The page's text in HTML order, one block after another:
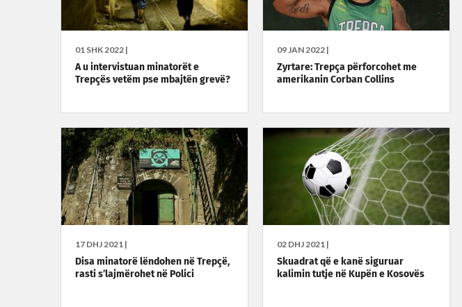
01 SHK 2022 |
A u intervistuan minatorët e
Trepçës vetëm pse mbajtën grevë?
09 JAN 2022 |
Zyrtare: Trepça përforcohet me
amerikanin Corban Collins
17 DHJ 2021 |
Disa minatorë lëndohen në Trepçë,
rasti s’lajmërohet në Polici
02 DHJ 2021 |
Skuadrat që e kanë siguruar
kalimin tutje në Kupën e Kosovës